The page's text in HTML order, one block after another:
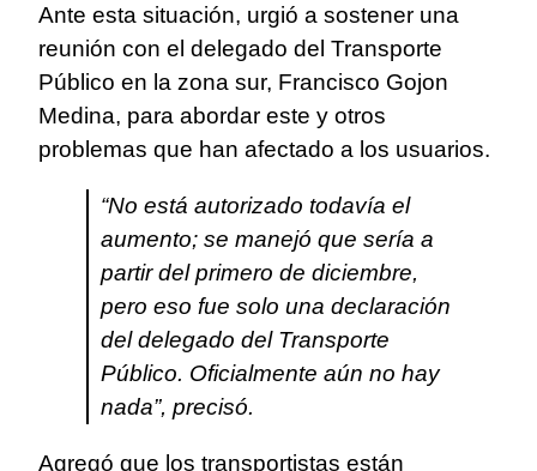
Ante esta situación, urgió a sostener una
reunión con el delegado del Transporte
Público en la zona sur, Francisco Gojon
Medina, para abordar este y otros
problemas que han afectado a los usuarios.
“No está autorizado todavía el
aumento; se manejó que sería a
partir del primero de diciembre,
pero eso fue solo una declaración
del delegado del Transporte
Público. Oficialmente aún no hay
nada”, precisó.
Agregó que los transportistas están